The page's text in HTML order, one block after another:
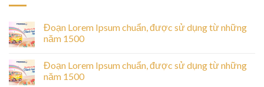
Đoạn Lorem Ipsum chuẩn, được sử dụng từ những
năm 1500
Đoạn Lorem Ipsum chuẩn, được sử dụng từ những
năm 1500